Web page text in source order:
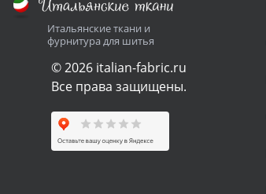
Итальянские ткани и
фурнитура для шитья
© 2026 italian-fabric.ru
Все права защищены.